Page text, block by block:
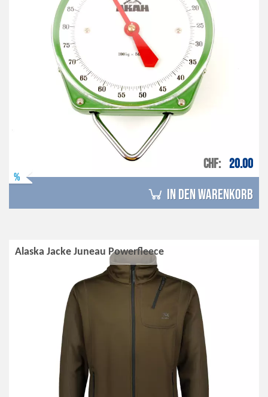
%
CHF 20.00
in den Warenkorb
Alaska Jacke Juneau Powerfleece